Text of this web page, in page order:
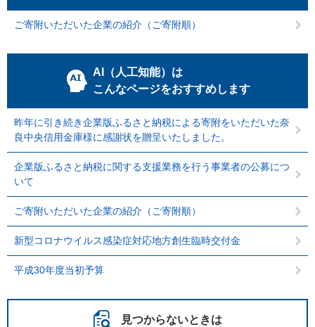
ご寄附いただいた企業の紹介（ご寄附順）
AI（人工知能）は
こんなページをおすすめします
昨年に引き続き企業版ふるさと納税による寄附をいただいた奈
良中央信用金庫様に感謝状を贈呈いたしました。
企業版ふるさと納税に関する支援業務を行う事業者の公募につ
いて
ご寄附いただいた企業の紹介（ご寄附順）
新型コロナウイルス感染症対応地方創生臨時交付金
平成30年度当初予算
見つからないときは